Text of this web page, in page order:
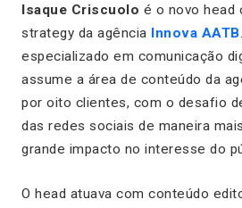
Isaque Criscuolo é o novo head
strategy da agência Innova AATB
especializado em comunicação
assume a área de conteúdo da
por oito clientes, com o desafio
das redes sociais de maneira
grande impacto no interesse do
O head atuava com conteúdo